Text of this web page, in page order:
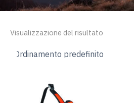
Visualizzazione del risultato